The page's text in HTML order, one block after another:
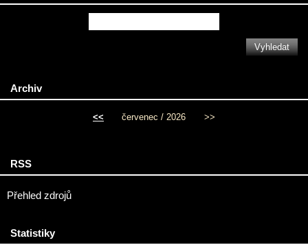
Archiv
<< červenec / 2026 >>
RSS
Přehled zdrojů
Statistiky